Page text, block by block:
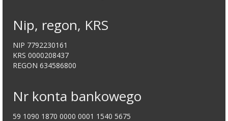
Facebook
Nip, regon, KRS
NIP 7792230161
KRS 0000208437
REGON 634586800
Nr konta bankowego
59 1090 1870 0000 0001 1540 5675